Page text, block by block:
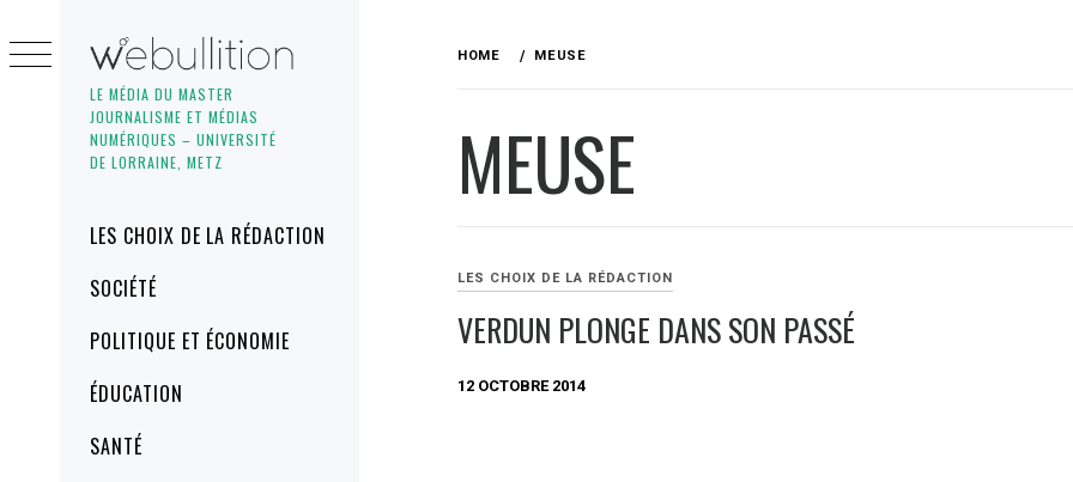
LE MÉDIA DU MASTER
JOURNALISME ET MÉDIAS
NUMÉRIQUES – UNIVERSITÉ
DE LORRAINE, METZ
MenuLES CHOIX DE LA RÉDACTION
SOCIÉTÉ
POLITIQUE ET ÉCONOMIE
ÉDUCATION
SANTÉ
to
content
HOME MEUSE
MEUSE
LES CHOIX DE LA RÉDACTION
VERDUN PLONGE DANS SON PASSÉ
12 OCTOBRE 2014